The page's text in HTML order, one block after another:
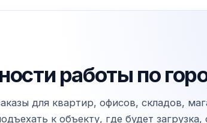
работы по
для квартир, офисов, складов,
к объекту, где будет загрузка,